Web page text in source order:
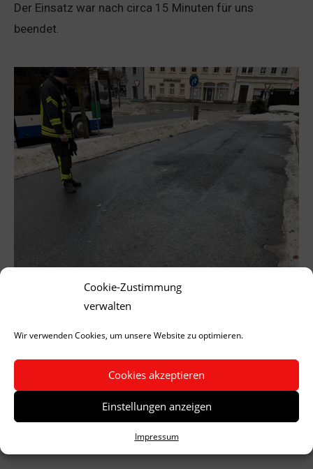
Cookie-Zustimmung
verwalten
Wir verwenden Cookies, um unsere Website zu optimieren.
Cookies akzeptieren
Einstellungen anzeigen
Impressum
Der Einsatz war nach circa 15 Minuten für uns
beendet.